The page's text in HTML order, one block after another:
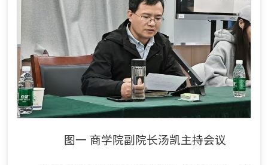
图一 商学院副院长汤凯主持会议